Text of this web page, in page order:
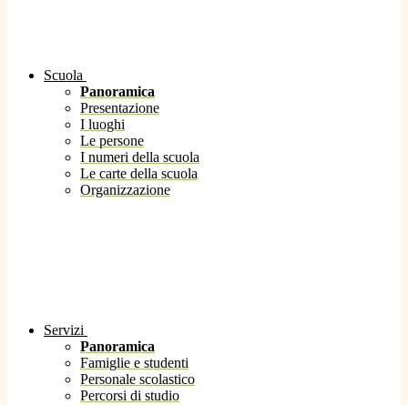
Scuola
Panoramica
Presentazione
I luoghi
Le persone
I numeri della scuola
Le carte della scuola
Organizzazione
Servizi
Panoramica
Famiglie e studenti
Personale scolastico
Percorsi di studio